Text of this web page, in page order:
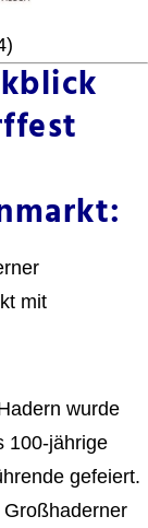
mit
wurde
100-jährige
gefeiert.